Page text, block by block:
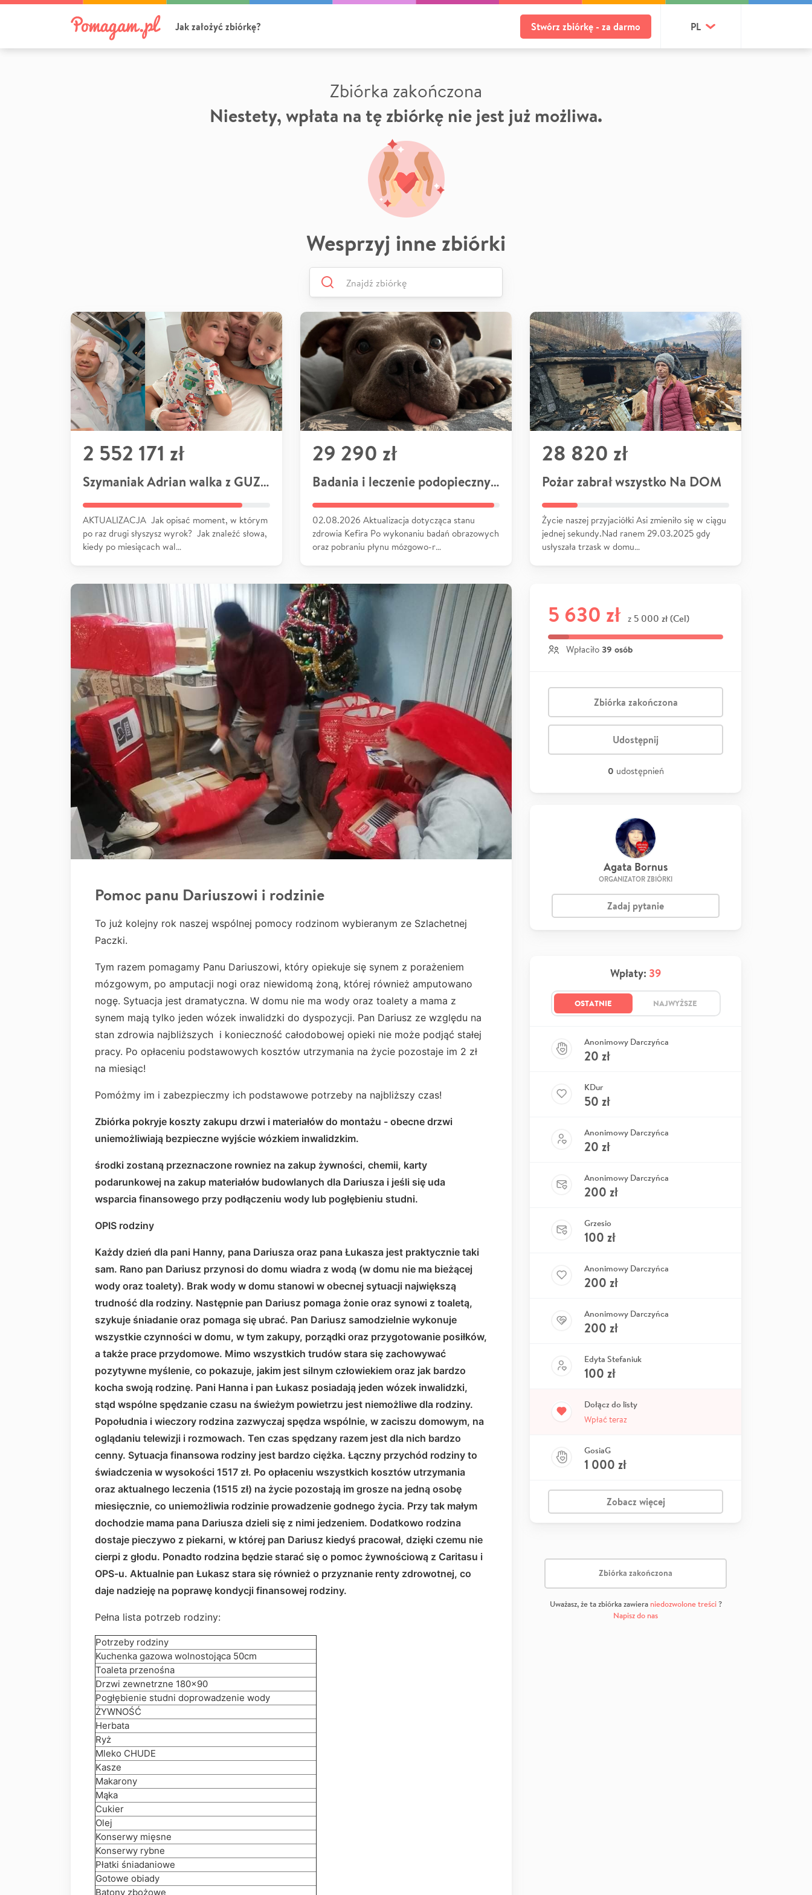
Jak założyć zbiórkę? Stwórz zbiórkę - za darmo PL
Zbiórka zakończona
Niestety, wpłata na tę zbiórkę nie jest już możliwa.
Wesprzyj inne zbiórki
2 552 171 zł
Szymaniak Adrian walka z GUZEM
AKTUALIZACJA Jak opisać moment, w którym
po raz drugi słyszysz wyrok? Jak znaleźć słowa,
kiedy po miesiącach wal…
29 290 zł
Badania i leczenie podopiecznych
02.08.2026 Aktualizacja dotycząca stanu
zdrowia Kefira Po wykonaniu badań obrazowych
oraz pobraniu płynu mózgowo-r…
28 820 zł
Pożar zabrał wszystko Na DOM
Życie naszej przyjaciółki Asi zmieniło się w ciągu
jednej sekundy.Nad ranem 29.03.2025 gdy
usłyszała trzask w domu…
Pomoc panu Dariuszowi i rodzinie
To już kolejny rok naszej wspólnej pomocy rodzinom wybieranym ze Szlachetnej
Paczki.
Tym razem pomagamy Panu Dariuszowi, który opiekuje się synem z porażeniem
mózgowym, po amputacji nogi oraz niewidomą żoną, której również amputowano
nogę. Sytuacja jest dramatyczna. W domu nie ma wody oraz toalety a mama z
synem mają tylko jeden wózek inwalidzki do dyspozycji. Pan Dariusz ze względu na
stan zdrowia najbliższych i konieczność całodobowej opieki nie może podjąć stałej
pracy. Po opłaceniu podstawowych kosztów utrzymania na życie pozostaje im 2 zł
na miesiąc!
Pomóżmy im i zabezpieczmy ich podstawowe potrzeby na najbliższy czas!
Zbiórka pokryje koszty zakupu drzwi i materiałów do montażu - obecne drzwi
uniemożliwiają bezpieczne wyjście wózkiem inwalidzkim.
środki zostaną przeznaczone rowniez na zakup żywności, chemii, karty
podarunkowej na zakup materiałów budowlanych dla Dariusza i jeśli się uda
wsparcia finansowego przy podłączeniu wody lub pogłębieniu studni.
OPIS rodziny
Każdy dzień dla pani Hanny, pana Dariusza oraz pana Łukasza jest praktycznie taki
sam. Rano pan Dariusz przynosi do domu wiadra z wodą (w domu nie ma bieżącej
wody oraz toalety). Brak wody w domu stanowi w obecnej sytuacji największą
trudność dla rodziny. Następnie pan Dariusz pomaga żonie oraz synowi z toaletą,
szykuje śniadanie oraz pomaga się ubrać. Pan Dariusz samodzielnie wykonuje
wszystkie czynności w domu, w tym zakupy, porządki oraz przygotowanie posiłków,
a także prace przydomowe. Mimo wszystkich trudów stara się zachowywać
pozytywne myślenie, co pokazuje, jakim jest silnym człowiekiem oraz jak bardzo
kocha swoją rodzinę. Pani Hanna i pan Łukasz posiadają jeden wózek inwalidzki,
stąd wspólne spędzanie czasu na świeżym powietrzu jest niemożliwe dla rodziny.
Popołudnia i wieczory rodzina zazwyczaj spędza wspólnie, w zaciszu domowym, na
oglądaniu telewizji i rozmowach. Ten czas spędzany razem jest dla nich bardzo
cenny. Sytuacja finansowa rodziny jest bardzo ciężka. Łączny przychód rodziny to
świadczenia w wysokości 1517 zł. Po opłaceniu wszystkich kosztów utrzymania
oraz aktualnego leczenia (1515 zł) na życie pozostają im grosze na jedną osobę
miesięcznie, co uniemożliwia rodzinie prowadzenie godnego życia. Przy tak małym
dochodzie mama pana Dariusza dzieli się z nimi jedzeniem. Dodatkowo rodzina
dostaje pieczywo z piekarni, w której pan Dariusz kiedyś pracował, dzięki czemu nie
cierpi z głodu. Ponadto rodzina będzie starać się o pomoc żywnościową z Caritasu i
OPS-u. Aktualnie pan Łukasz stara się również o przyznanie renty zdrowotnej, co
daje nadzieję na poprawę kondycji finansowej rodziny.
Pełna lista potrzeb rodziny:
Potrzeby rodziny
Kuchenka gazowa wolnostojąca 50cm
Toaleta przenośna
Drzwi zewnetrzne 180x90
Pogłębienie studni doprowadzenie wody
ŻYWNOŚĆ
Herbata
Ryż
Mleko CHUDE
Kasze
Makarony
Mąka
Cukier
Olej
Konserwy mięsne
Konserwy rybne
Płatki śniadaniowe
Gotowe obiady
Batony zbożowe
5 630 zł z 5 000 zł (Cel)
Wpłaciło 39 osób
Zbiórka zakończona
Udostępnij
0 udostępnień
Agata Bornus
ORGANIZATOR ZBIÓRKI
Zadaj pytanie
Wpłaty: 39
OSTATNIE NAJWYŻSZE
Anonimowy Darczyńca
20 zł
KDur
50 zł
Anonimowy Darczyńca
20 zł
Anonimowy Darczyńca
200 zł
Grzesio
100 zł
Anonimowy Darczyńca
200 zł
Anonimowy Darczyńca
200 zł
Edyta Stefaniuk
100 zł
Dołącz do listy
Wpłać teraz
GosiaG
1 000 zł
Zobacz więcej
Zbiórka zakończona
Uważasz, że ta zbiórka zawiera niedozwolone treści?
Napisz do nas